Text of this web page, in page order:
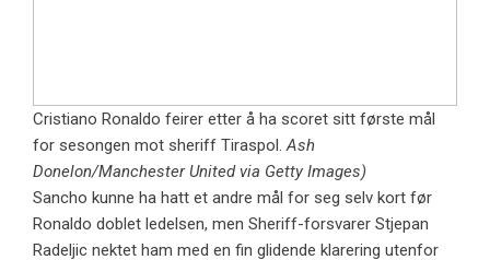
Cristiano Ronaldo feirer etter å ha scoret sitt første mål
for sesongen mot sheriff Tiraspol.Ash
Donelon/Manchester United via Getty Images)
Sancho kunne ha hatt et andre mål for seg selv kort før
Ronaldo doblet ledelsen, men Sheriff-forsvarer Stjepan
Radeljic nektet ham med en fin glidende klarering utenfor